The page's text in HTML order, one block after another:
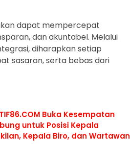
dapat mempercepat
dan akuntabel. Melalui
diharapkan setiap
sasaran, serta bebas dari
Buka Kesempatan
untuk Posisi Kepala
Kepala Biro, dan Wartawan